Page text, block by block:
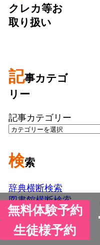
クレカ等お
取り扱い
記事カテゴ
リー
記事カテゴリー
検索
辞典横断検索
図書館横断検索
無料体験予約
生徒様予約